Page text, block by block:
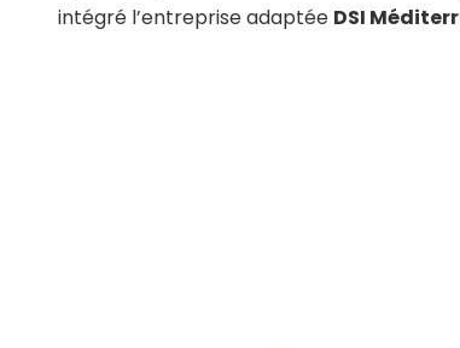
intégré l’entreprise adaptée DSI